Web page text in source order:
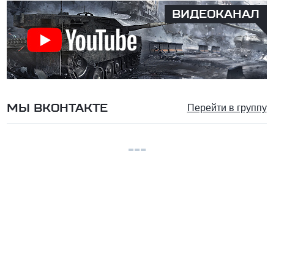
ВИДЕОКАНАЛ
МЫ ВКОНТАКТЕ Перейти в группу